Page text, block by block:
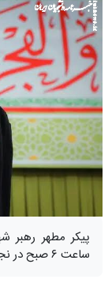
پیکر مطهر رهبر
ساعت ۶ صبح در نجف و بعدازظهر در کربلا تشییع خواهد شد.